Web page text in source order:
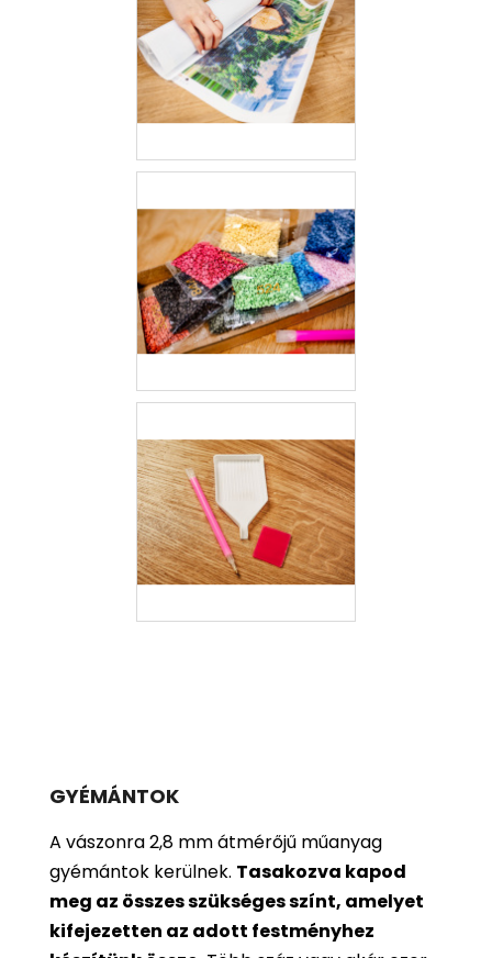
GYÉMÁNTOK
A vászonra 2,8 mm átmérőjű műanyag
gyémántok kerülnek. Tasakozva kapod
meg az összes szükséges színt, amelyet
kifejezetten az adott festményhez